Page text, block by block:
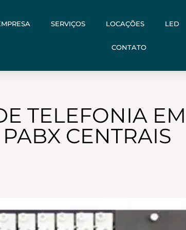
SERVIÇOS LOCAÇÕES LED
CONTATO
TELEFONIA
PABX CENTRAIS